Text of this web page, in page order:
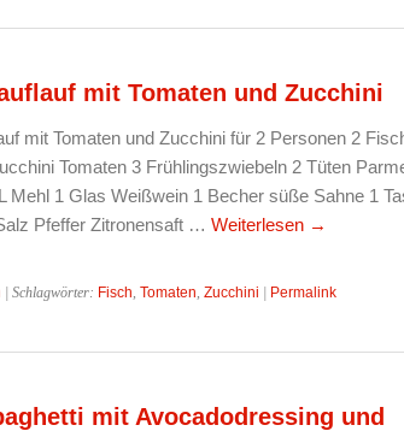
mit Tomaten und Zucchini
mit Tomaten und Zucchini für 2 Personen 2
Tomaten 3 Frühlingszwiebeln 2 Tüten
Mehl 1 Glas Weißwein 1 Becher süße Sahne 1
Pfeffer Zitronensaft … Weiterlesen →
| Schlagwörter: Fisch, Tomaten, Zucchini Permalink
mit Avocadodressing und